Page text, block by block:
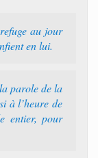
au jour
en lui.
parole de la
à l’heure de
entier, pour